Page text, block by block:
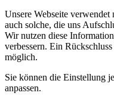
Unsere Webseite
auch solche, die uns
Wir nutzen diese
verbessern. Ein
möglich.
Sie können die Einstellung
anpassen.